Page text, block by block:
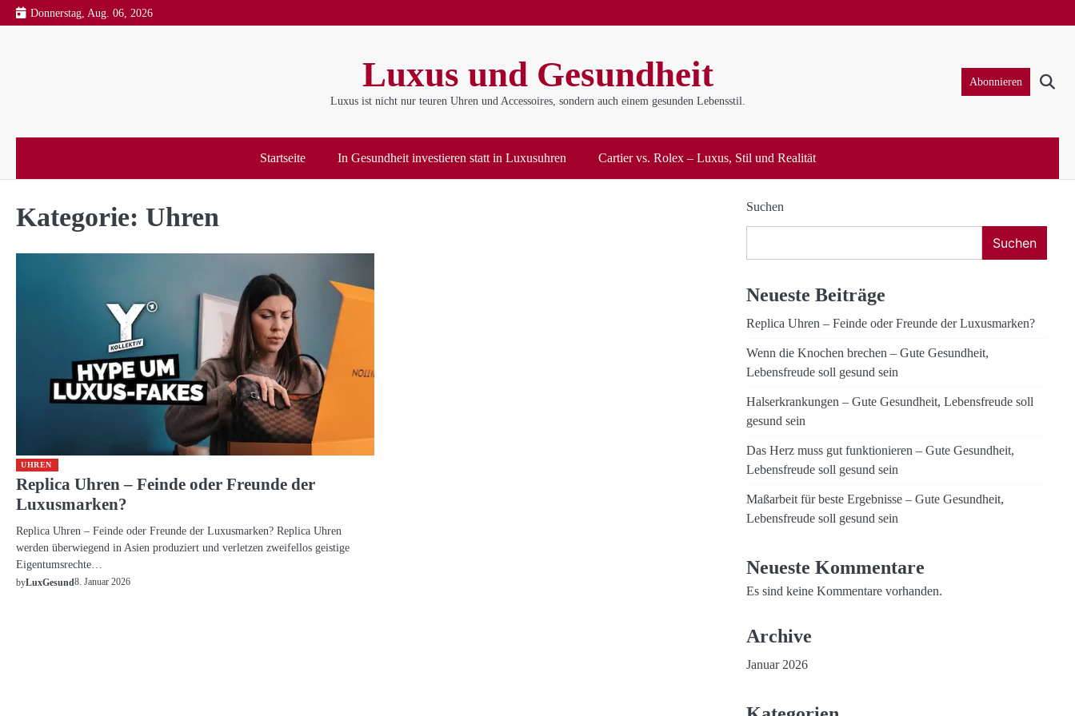
Skip
to
Donnerstag, Aug. 06, 2026
Luxus und Gesundheit
Luxus ist nicht nur teuren Uhren und Accessoires, sondern auch einem gesunden Lebensstil.
Abonnieren
Startseite In Gesundheit investieren statt in Luxusuhren Cartier vs. Rolex – Luxus, Stil und Realität
Kategorie: Uhren
UHREN
Replica Uhren – Feinde oder Freunde der
Luxusmarken?
Replica Uhren – Feinde oder Freunde der Luxusmarken? Replica Uhren
werden überwiegend in Asien produziert und verletzen zweifellos geistige
Eigentumsrechte…
byLuxGesund8. Januar 2026
Suchen
Suchen
Neueste Beiträge
Replica Uhren – Feinde oder Freunde der Luxusmarken?
Wenn die Knochen brechen – Gute Gesundheit,
Lebensfreude soll gesund sein
Halserkrankungen – Gute Gesundheit, Lebensfreude soll
gesund sein
Das Herz muss gut funktionieren – Gute Gesundheit,
Lebensfreude soll gesund sein
Maßarbeit für beste Ergebnisse – Gute Gesundheit,
Lebensfreude soll gesund sein
Neueste Kommentare
Es sind keine Kommentare vorhanden.
Archive
Januar 2026